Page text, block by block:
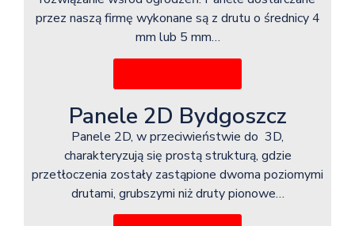
przez naszą firmę wykonane są z drutu o średnicy 4
mm lub 5 mm…
Panele 2D Bydgoszcz
Panele 2D, w przeciwieństwie do 3D,
charakteryzują się prostą strukturą, gdzie
przetłoczenia zostały zastąpione dwoma poziomymi
drutami, grubszymi niż druty pionowe…